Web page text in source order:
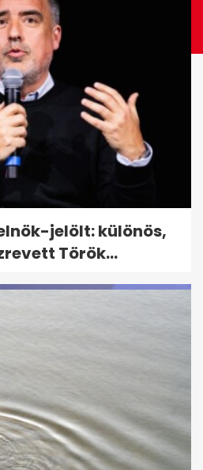
új miniszterelnök
Lépésről...
jelölt: különös,
Török...